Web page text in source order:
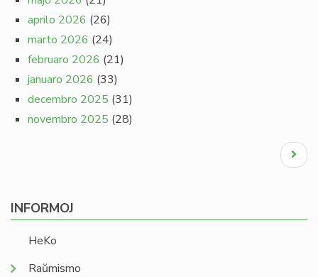
aprilo 2026 (26)
marto 2026 (24)
februaro 2026 (21)
januaro 2026 (33)
decembro 2025 (31)
novembro 2025 (28)
Next
page
INFORMOJ
HeKo
Raŭmismo